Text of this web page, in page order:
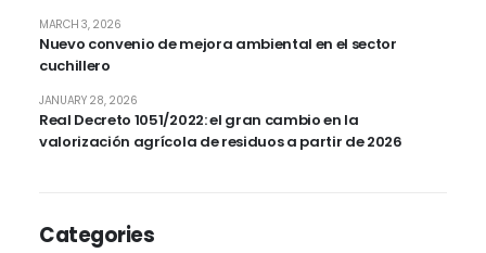
Nuevo convenio de mejora ambiental en el sector
cuchillero
MARCH 3, 2026
Real Decreto 1051/2022: el gran cambio en la
valorización agrícola de residuos a partir de 2026
JANUARY 28, 2026
Categories